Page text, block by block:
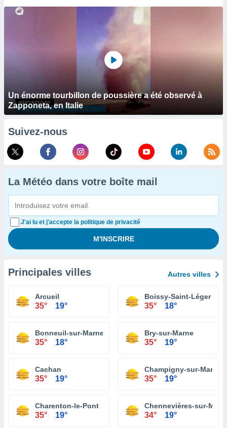
Un énorme tourbillon de poussière a été observé à
Zapponeta, en Italie
Suivez-nous
La Météo dans votre boîte mail
J'ai lu et j'accepte la politique de privacité
Principales villes Autres villes
Arcueil
35° 19°
Boissy-Saint-Léger
35° 18°
Bonneuil-sur-Marne
35° 18°
Bry-sur-Marne
35° 19°
Cachan
35° 19°
Champigny-sur-Marne
35° 19°
Charenton-le-Pont
35° 19°
Chennevières-sur-
34° 19°